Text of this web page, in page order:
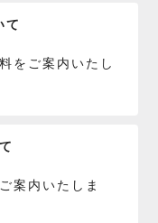
て
をご案内いたし
案内いたしま